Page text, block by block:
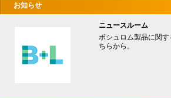
お知らせ
ニュースルーム
ボシュロム製品に関
ちらから。